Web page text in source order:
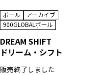
ボール
アーカイブ
900GLOBALボール
DREAM SHIFT
ドリーム・シフト
販売終了しました